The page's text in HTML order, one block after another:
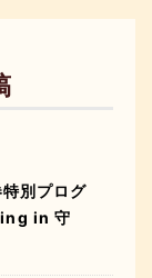
別プログ
in 守